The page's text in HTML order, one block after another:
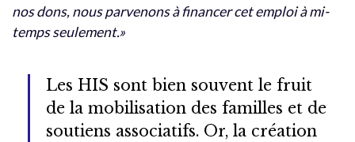
nos dons, nous parvenons à financer cet emploi à mi-
temps seulement.»
Les HIS sont bien souvent le fruit
de la mobilisation des familles et de
soutiens associatifs. Or, la création